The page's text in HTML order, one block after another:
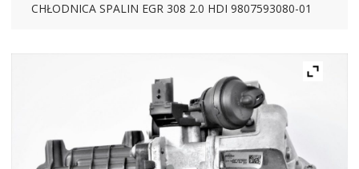
CHŁODNICA SPALIN EGR 308 2.0 HDI 9807593080-01